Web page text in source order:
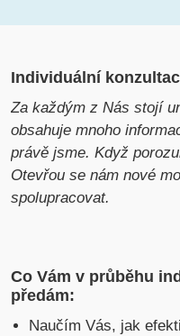
Individuální
Za každým z Nás stojí
obsahuje mnoho
právě jsme. Když
Otevřou se nám nové
spolupracovat.
Co Vám v průběhu
předám:
Naučím Vás, jak